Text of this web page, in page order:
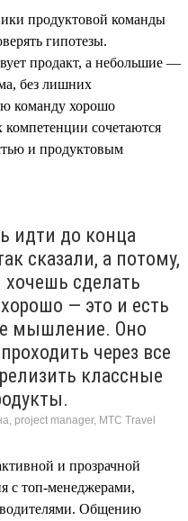
продуктовой команды
гипотезы.
продакт, а небольшие —
без лишних
команду хорошо
сочетаются
и продуктовым
идти до конца
сказали, а потому,
сделать
— это и есть
мышление. Оно
через все
классные
project manager, МТС Travel
и прозрачной
с топ-менеджерами,
Общению